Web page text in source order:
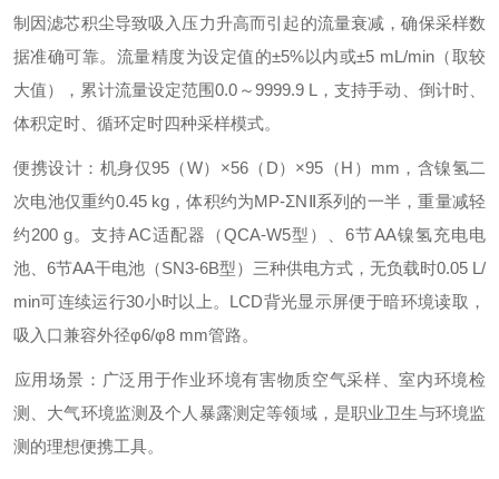
制因滤芯积尘导致吸入压力升高而引起的流量衰减，确保采样数
据准确可靠。流量精度为设定值的±5%以内或±5 mL/min（取较
大值），累计流量设定范围0.0～9999.9 L，支持手动、倒计时、
体积定时、循环定时四种采样模式。
‌便携设计‌：机身仅95（W）×56（D）×95（H）mm，含镍氢二
次电池仅重约0.45 kg，体积约为MP-ΣNⅡ系列的一半，重量减轻
约200 g。支持AC适配器（QCA-W5型）、6节AA镍氢充电电
池、6节AA干电池（SN3-6B型）三种供电方式，无负载时0.05 L/
min可连续运行30小时以上。LCD背光显示屏便于暗环境读取，
吸入口兼容外径φ6/φ8 mm管路。
‌应用场景‌：广泛用于作业环境有害物质空气采样、室内环境检
测、大气环境监测及个人暴露测定等领域，是职业卫生与环境监
测的理想便携工具。